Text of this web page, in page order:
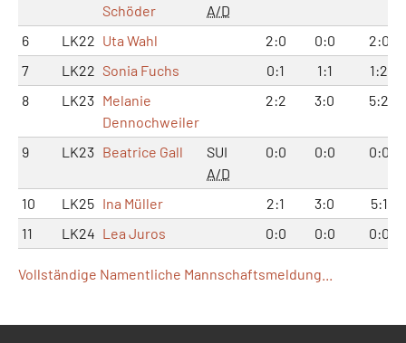
Schöder
A/D
6 LK22 Uta Wahl 2:0 0:0
2:0
7
LK22 Sonia Fuchs 0:1 1:1
1:2
8
LK23 Melanie
Dennochweiler
2:2 3:0 5:2
9 LK23 Beatrice Gall
SUI
A/D
0:0 0:0 0:0
10 LK25 Ina Müller 2:1 3:0
5:1
11
LK24 Lea Juros 0:0 0:0 0:0
Vollständige Namentliche Mannschaftsmeldung...